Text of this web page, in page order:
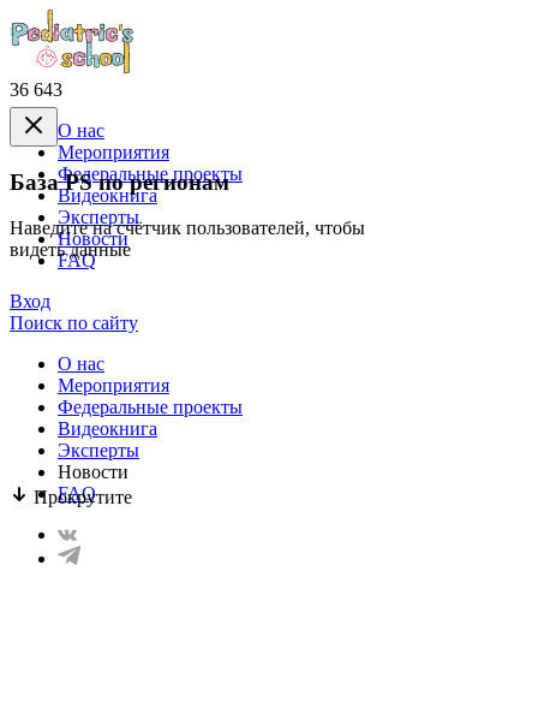
36 643
База PS по регионам
Наведите на счётчик пользователей, чтобы
видеть данные
Прокрутите
О нас
Mероприятия
Федеральные проекты
Видеокнига
Эксперты
Новости
FAQ
Вход
Поиск по сайту
О нас
Mероприятия
Федеральные проекты
Видеокнига
Эксперты
Новости
FAQ